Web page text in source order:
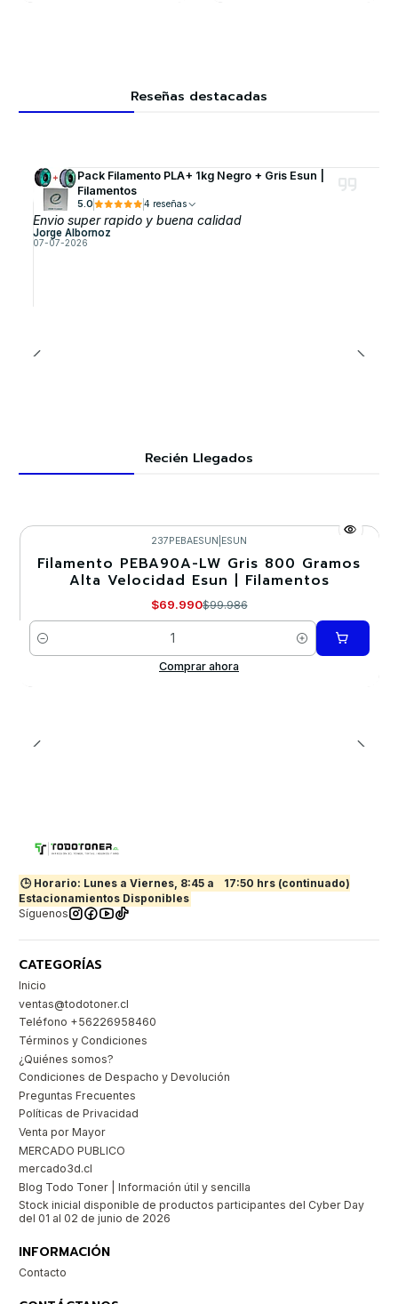
Reseñas destacadas
Pack Filamento PLA+ 1kg Negro + Gris Esun |
Filamentos
5.0 4 reseñas
Envio super rapido y buena calidad
Jorge Albornoz
07-07-2026
Recién Llegados
-30%
237PEBAESUN ESUN
Filamento PEBA90A-LW Gris 800 Gramos
Alta Velocidad Esun | Filamentos
$69.990$99.986
Cantidad
Comprar ahora
🕒 Horario: Lunes a Viernes, 8:45 a
17:50 hrs (continuado)
Estacionamientos Disponibles
Síguenos
CATEGORÍAS
Inicio
ventas@todotoner.cl
Teléfono +56226958460
Términos y Condiciones
¿Quiénes somos?
Condiciones de Despacho y Devolución
Preguntas Frecuentes
Políticas de Privacidad
Venta por Mayor
MERCADO PUBLICO
mercado3d.cl
Blog Todo Toner | Información útil y sencilla
Stock inicial disponible de productos participantes del Cyber Day
del 01 al 02 de junio de 2026
INFORMACIÓN
Contacto